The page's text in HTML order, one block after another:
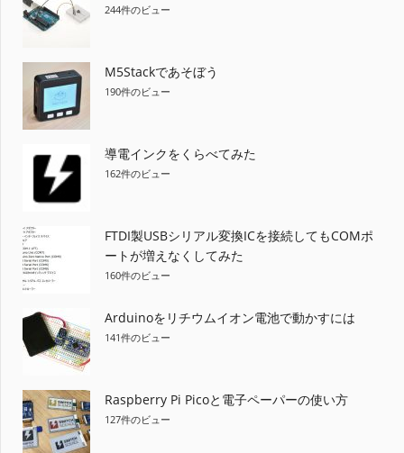
244件のビュー
M5Stackであそぼう
190件のビュー
導電インクをくらべてみた
162件のビュー
FTDI製USBシリアル変換ICを接続してもCOMポ
ートが増えなくしてみた
160件のビュー
Arduinoをリチウムイオン電池で動かすには
141件のビュー
Raspberry Pi Picoと電子ペーパーの使い方
127件のビュー